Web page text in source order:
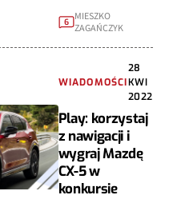
6 MIESZKO
ZAGAŃCZYK
WIADOMOŚCI
28
KWI
2022
Play: korzystaj
z nawigacji i
wygraj Mazdę
CX-5 w
konkursie